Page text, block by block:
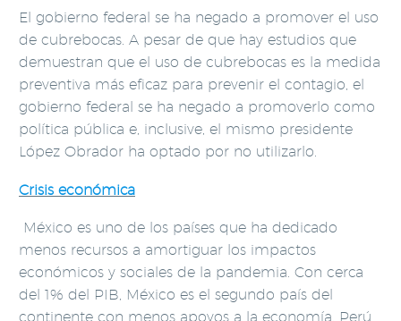
El gobierno federal se ha negado a promover el uso
de cubrebocas. A pesar de que hay estudios que
demuestran que el uso de cubrebocas es la medida
preventiva más eficaz para prevenir el contagio, el
gobierno federal se ha negado a promoverlo como
política pública e, inclusive, el mismo presidente
López Obrador ha optado por no utilizarlo.
Crisis económica
México es uno de los países que ha dedicado
menos recursos a amortiguar los impactos
económicos y sociales de la pandemia. Con cerca
del 1% del PIB, México es el segundo país del
continente con menos apoyos a la economía. Perú